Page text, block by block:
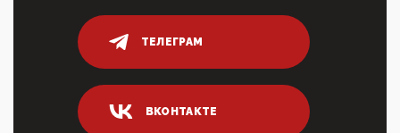
04:47, 10 Апреля 2026
ИНН для переводов по СБП это первый шаг из
логических двухЗаполнение ИНН при любых
переводах по ...
03:35, 10 Апреля 2026
ТЕЛЕГРАМ
ВКОНТАКТЕ